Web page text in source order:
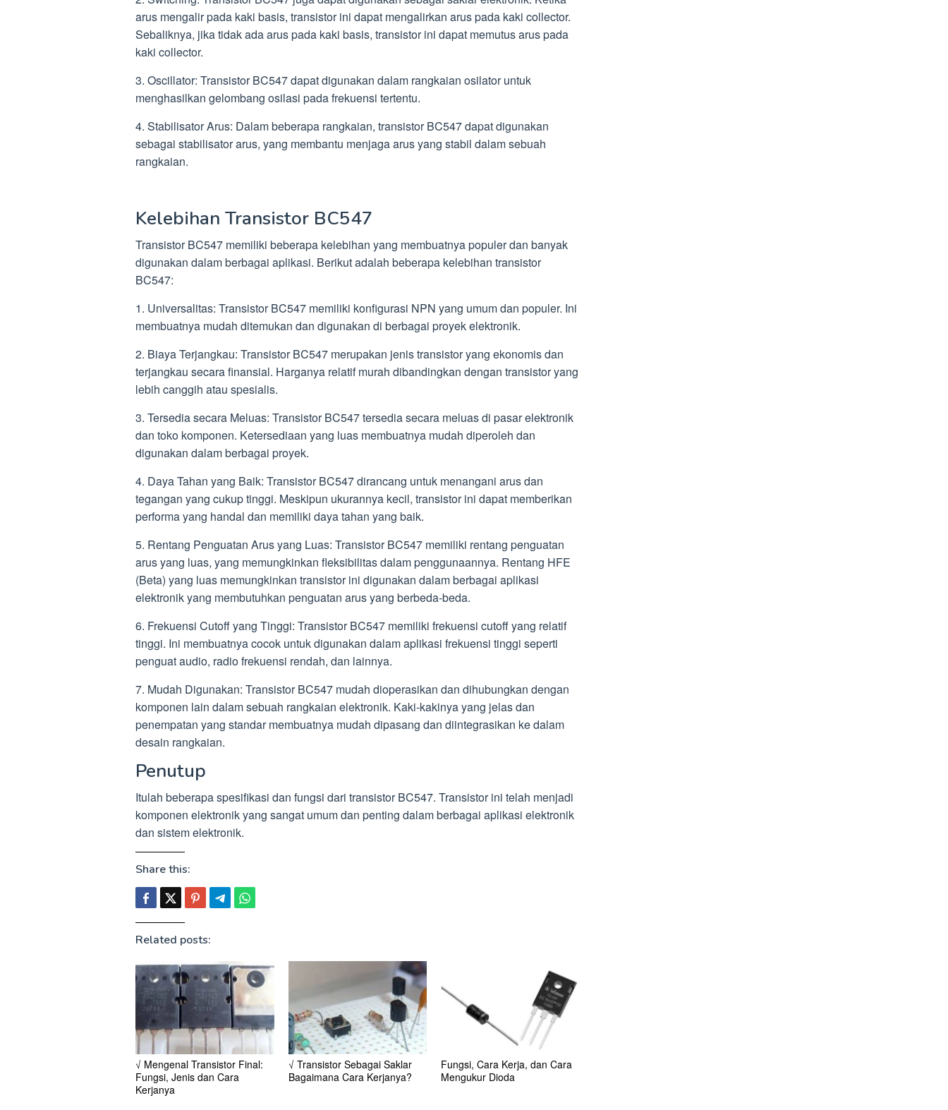
arus mengalir pada kaki basis, transistor ini dapat mengalirkan arus pada kaki collector.
Sebaliknya, jika tidak ada arus pada kaki basis, transistor ini dapat memutus arus pada
kaki collector.
3. Oscillator: Transistor BC547 dapat digunakan dalam rangkaian osilator untuk
menghasilkan gelombang osilasi pada frekuensi tertentu.
4. Stabilisator Arus: Dalam beberapa rangkaian, transistor BC547 dapat digunakan
sebagai stabilisator arus, yang membantu menjaga arus yang stabil dalam sebuah
rangkaian.
Kelebihan Transistor BC547
Transistor BC547 memiliki beberapa kelebihan yang membuatnya populer dan banyak
digunakan dalam berbagai aplikasi. Berikut adalah beberapa kelebihan transistor
BC547:
1. Universalitas: Transistor BC547 memiliki konfigurasi NPN yang umum dan populer. Ini
membuatnya mudah ditemukan dan digunakan di berbagai proyek elektronik.
2. Biaya Terjangkau: Transistor BC547 merupakan jenis transistor yang ekonomis dan
terjangkau secara finansial. Harganya relatif murah dibandingkan dengan transistor yang
lebih canggih atau spesialis.
3. Tersedia secara Meluas: Transistor BC547 tersedia secara meluas di pasar elektronik
dan toko komponen. Ketersediaan yang luas membuatnya mudah diperoleh dan
digunakan dalam berbagai proyek.
4. Daya Tahan yang Baik: Transistor BC547 dirancang untuk menangani arus dan
tegangan yang cukup tinggi. Meskipun ukurannya kecil, transistor ini dapat memberikan
performa yang handal dan memiliki daya tahan yang baik.
5. Rentang Penguatan Arus yang Luas: Transistor BC547 memiliki rentang penguatan
arus yang luas, yang memungkinkan fleksibilitas dalam penggunaannya. Rentang HFE
(Beta) yang luas memungkinkan transistor ini digunakan dalam berbagai aplikasi
elektronik yang membutuhkan penguatan arus yang berbeda-beda.
6. Frekuensi Cutoff yang Tinggi: Transistor BC547 memiliki frekuensi cutoff yang relatif
tinggi. Ini membuatnya cocok untuk digunakan dalam aplikasi frekuensi tinggi seperti
penguat audio, radio frekuensi rendah, dan lainnya.
7. Mudah Digunakan: Transistor BC547 mudah dioperasikan dan dihubungkan dengan
komponen lain dalam sebuah rangkaian elektronik. Kaki-kakinya yang jelas dan
penempatan yang standar membuatnya mudah dipasang dan diintegrasikan ke dalam
desain rangkaian.
Penutup
Itulah beberapa spesifikasi dan fungsi dari transistor BC547. Transistor ini telah menjadi
komponen elektronik yang sangat umum dan penting dalam berbagai aplikasi elektronik
dan sistem elektronik.
Share this:
Related posts:
√ Mengenal Transistor Final:
Fungsi, Jenis dan Cara
Kerjanya
√ Transistor Sebagai Saklar
Bagaimana Cara Kerjanya?
Fungsi, Cara Kerja, dan Cara
Mengukur Dioda